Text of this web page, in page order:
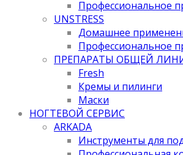
Профессиональное
UNSTRESS
Домашнее
Профессиональное
ПРЕПАРАТЫ ОБЩЕЙ
Fresh
Кремы и пилинги
Маски
НОГТЕВОЙ СЕРВИС
ARKADA
Инструменты для